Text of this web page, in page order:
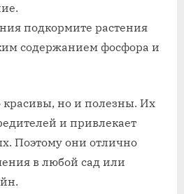
подкормите растения
содержанием фосфора и
красивы, но и полезны. Их
и привлекает
Поэтому они отлично
в любой сад или